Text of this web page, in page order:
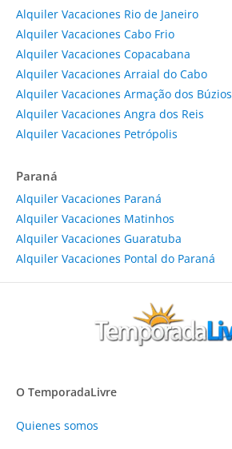
Alquiler Vacaciones Rio de Janeiro
Alquiler Vacaciones Cabo Frio
Alquiler Vacaciones Copacabana
Alquiler Vacaciones Arraial do Cabo
Alquiler Vacaciones Armação dos Búzios
Alquiler Vacaciones Angra dos Reis
Alquiler Vacaciones Petrópolis
Paraná
Alquiler Vacaciones Paraná
Alquiler Vacaciones Matinhos
Alquiler Vacaciones Guaratuba
Alquiler Vacaciones Pontal do Paraná
O TemporadaLivre
Quienes somos